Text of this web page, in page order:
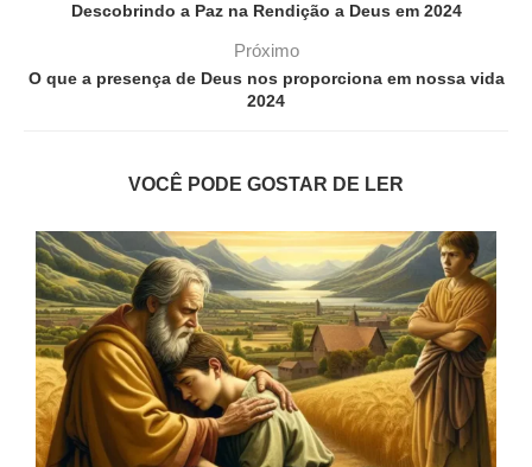
Descobrindo a Paz na Rendição a Deus em 2024
Próximo
O que a presença de Deus nos proporciona em nossa vida
2024
VOCÊ PODE GOSTAR DE LER